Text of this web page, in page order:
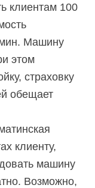
клиентам 100
Машину
этом
страховку
обещает
клиенту,
машину
Возможно,